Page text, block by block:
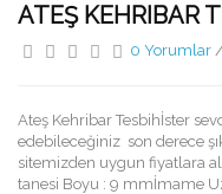
ATEŞ KEHRIBAR
0 Yorumlar /
Ateş Kehribar Tesbihİster
edebileceğiniz son derece
sitemizden uygun fiyatlara
tanesi Boyu : 9 mmİmame